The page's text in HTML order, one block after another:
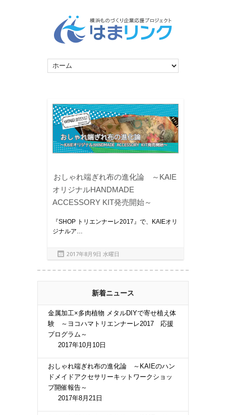
おしゃれ端ぎれ布の進化論 ～KAIE
オリジナルHANDMADE
ACCESSORY KIT発売開始～
『SHOP トリエンナーレ2017』で、KAIEオリ
ジナルア…
2017年8月9日 水曜日
新着ニュース
金属加工×多肉植物 メタルDIYで寄せ植え体
験 ～ヨコハマトリエンナーレ2017 応援
プログラム～
2017年10月10日
おしゃれ端ぎれ布の進化論 ～KAIEのハン
ドメイドアクセサリーキットワークショッ
プ開催報告～
2017年8月21日